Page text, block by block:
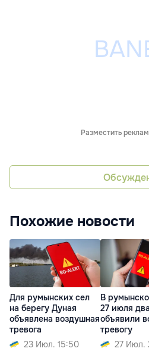
Разместить
Похожие новости
Для румынских сел
на берегу Дуная
объявлена воздушная
тревога
23 Июл. 15:50
В
27 июля
объявили
тревогу
27 Июл.